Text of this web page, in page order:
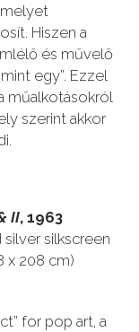
melyet
Hiszen a
és művelő
egy”. Ezzel
műalkotásokról
szerint akkor
II, 1963
silver silkscreen
x 208 cm)
for pop art, a